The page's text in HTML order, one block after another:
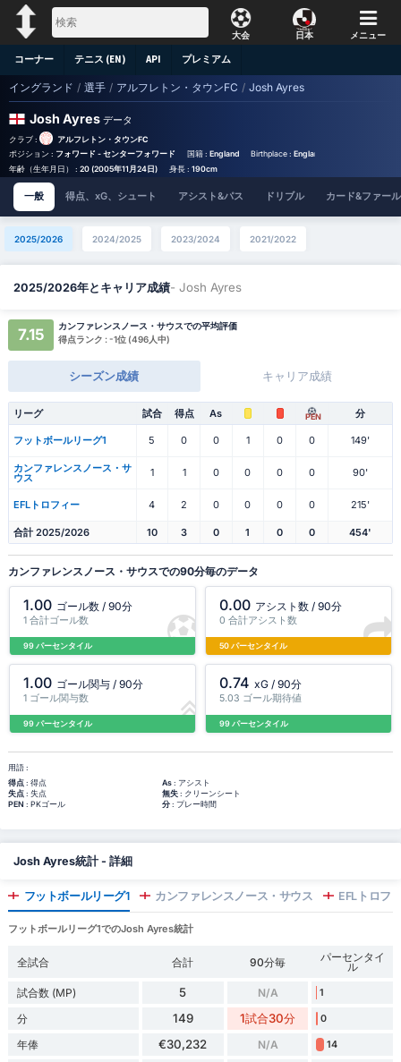
大会 日本 メニュー
コーナー テニス (EN) API プレミアム
イングランド / 選手 / アルフレトン・タウンFC / Josh Ayres
Josh Ayres データ
クラブ :
アルフレトン・タウンFC
ポジション : フォワード - センターフォワード 国籍 :England Birthplace :England - England
年齢（生年月日） : 20 (2005年11月24日) 身長 :190cm
一般 得点、xG、シュート アシスト&パス ドリブル カード&ファール
2025/2026 2024/2025 2023/2024 2021/2022
2025/2026年とキャリア成績- Josh Ayres
7.15
カンファレンスノース・サウスでの平均評価
得点ランク : -1位 (496人中)
シーズン成績 キャリア成績
リーグ 試合 得点 As PEN 分
フットボールリーグ1 5 0 0 1 0 0 149'
カンファレンスノース・サ
ウス 1 1 0 0 0 0 90'
EFLトロフィー 4 2 0 0 0 0 215'
合計 2025/2026 10 3 0 1 0 0 454'
カンファレンスノース・サウスでの90分毎のデータ
1.00 ゴール数 / 90分
1 合計ゴール数
99 パーセンタイル
0.00 アシスト数 / 90分
0 合計アシスト数
50 パーセンタイル
1.00 ゴール関与 / 90分
1 ゴール関与数
99 パーセンタイル
0.74 xG / 90分
5.03 ゴール期待値
99 パーセンタイル
用語 :
得点: 得点 As: アシスト
失点: 失点 無失: クリーンシート
PEN : PKゴール 分: プレー時間
Josh Ayres統計 - 詳細
フットボールリーグ1 カンファレンスノース・サウス EFLトロフ
フットボールリーグ1でのJosh Ayres統計
全試合 合計 90分毎 パーセンタイ
ル
試合数 (MP)
5 N/A 1
分 149 1試合30分 0
年俸 €30,232 N/A 14